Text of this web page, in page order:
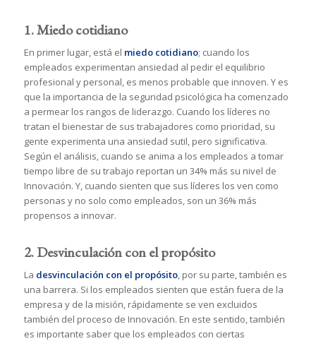
1. Miedo cotidiano
En primer lugar, está el miedo cotidiano; cuando los
empleados experimentan ansiedad al pedir el equilibrio
profesional y personal, es menos probable que innoven. Y es
que la importancia de la seguridad psicológica ha comenzado
a permear los rangos de liderazgo. Cuando los líderes no
tratan el bienestar de sus trabajadores como prioridad, su
gente experimenta una ansiedad sutil, pero significativa.
Según el análisis, cuando se anima a los empleados a tomar
tiempo libre de su trabajo reportan un 34% más su nivel de
Innovación. Y, cuando sienten que sus líderes los ven como
personas y no solo como empleados, son un 36% más
propensos a innovar.
2. Desvinculación con el propósito
La desvinculación con el propósito, por su parte, también es
una barrera. Si los empleados sienten que están fuera de la
empresa y de la misión, rápidamente se ven excluidos
también del proceso de Innovación. En este sentido, también
es importante saber que los empleados con ciertas